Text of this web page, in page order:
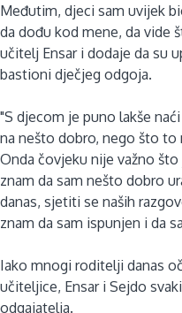
Međutim, djeci sam uvijek
da dođu kod mene, da vide
učitelj Ensar i dodaje da su
bastioni dječjeg odgoja.
"S djecom je puno lakše
na nešto dobro, nego što to
Onda čovjeku nije važno
znam da sam nešto dobro
danas, sjetiti se naših
znam da sam ispunjen i da
Iako mnogi roditelji danas
učiteljice, Ensar i Sejdo
odgajatelja.